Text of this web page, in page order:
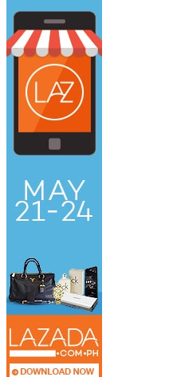
​Bagi Paralegal yang menghadapi
Somasi Lisan:
Berita Acara Penolakan:
Laporan Tiga Pintu:
​Fenomena pengusiran ini
hukum di PN Jakarta Selatan
akses terhadap keadilan.(Tim)
Post Views: